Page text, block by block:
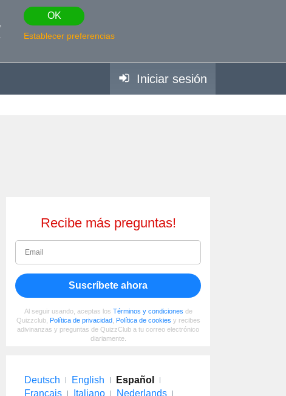
OK
Establecer preferencias
Iniciar sesión
Recibe más preguntas!
Suscríbete ahora
Al seguir usando, aceptas los Términos y condiciones de
Quizzclub, Política de privacidad, Política de cookies y recibes
adivinanzas y preguntas de QuizzClub a tu correo electrónico
diariamente.
Deutsch English
Español
Français
Italiano
Nederlands